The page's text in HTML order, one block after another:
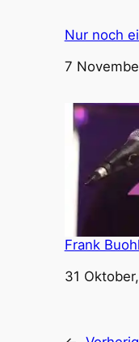
Nur noch
Datum
7
Frank
Datum
31